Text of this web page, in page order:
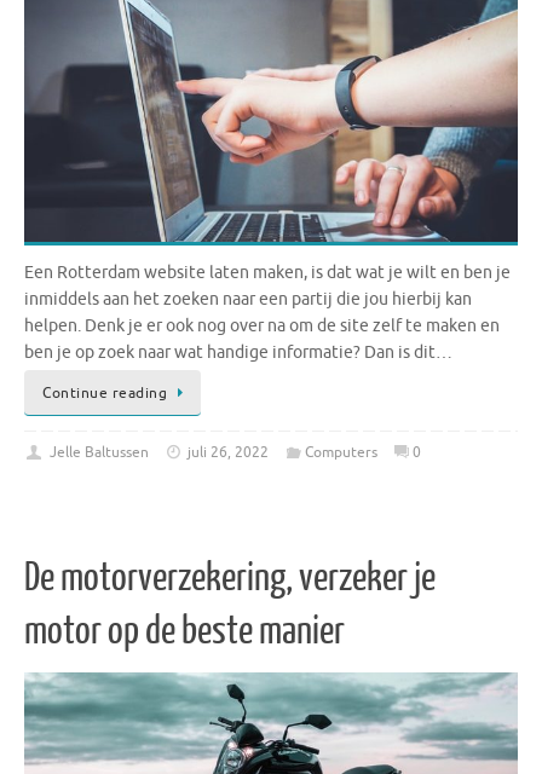
Een Rotterdam website laten maken, is dat wat je wilt en ben je
inmiddels aan het zoeken naar een partij die jou hierbij kan
helpen. Denk je er ook nog over na om de site zelf te maken en
ben je op zoek naar wat handige informatie? Dan is dit…
Continue reading
Jelle Baltussen juli 26, 2022 Computers 0
De motorverzekering, verzeker je
motor op de beste manier